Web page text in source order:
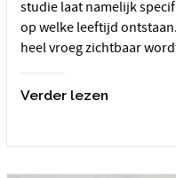
studie laat namelijk
op welke leeftijd
heel vroeg zichtbaar
Verder lezen